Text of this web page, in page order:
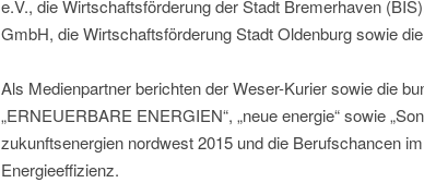
e.V., die Wirtschaftsförderung der Stadt Bremerhaven
GmbH, die Wirtschaftsförderung Stadt Oldenburg sowie
Als Medienpartner berichten der Weser-Kurier sowie die
„ERNEUERBARE ENERGIEN“, „neue energie“ sowie
zukunftsenergien nordwest 2015 und die Berufschancen
Energieeffizienz.